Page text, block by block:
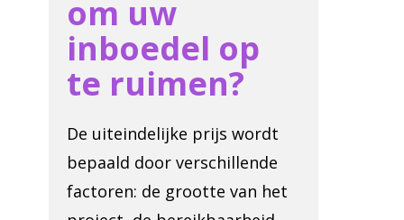
om uw
inboedel op
te ruimen?
De uiteindelijke prijs wordt
bepaald door verschillende
factoren: de grootte van het